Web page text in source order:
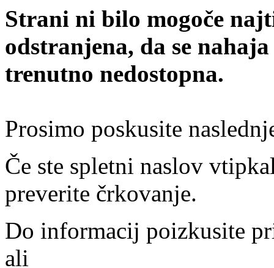
Strani ni bilo mogoče
odstranjena, da se
trenutno nedostopna.
Prosimo poskusite
Če ste spletni naslov
preverite črkovanje.
Do informacij poizkusite
ali